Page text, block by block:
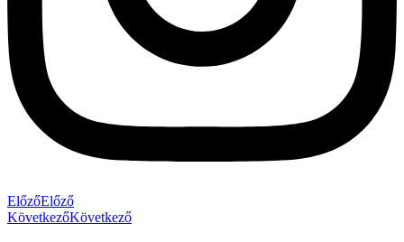
ElőzőElőző
KövetkezőKövetkező